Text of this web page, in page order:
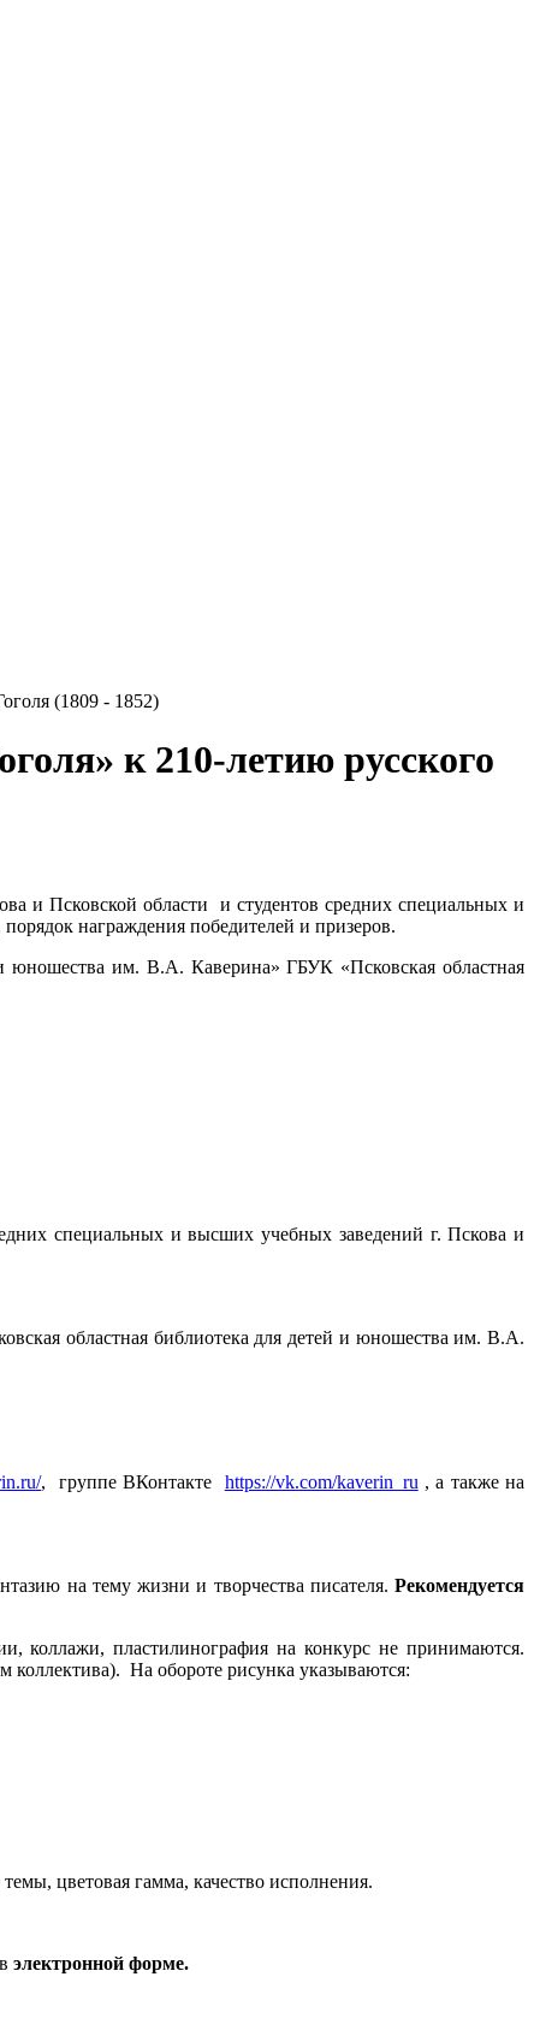
(1809 - 1852)
к 210-летию русского
и Псковской области и студентов средних специальных и
награждения победителей и призеров.
и юношества им. В.А. Каверина» ГБУК «Псковская областная
специальных и высших учебных заведений г. Пскова и
областная библиотека для детей и юношества им. В.А.
, группе ВКонтакте https://vk.com/kaverin_ru , а также на
на тему жизни и творчества писателя. Рекомендуется
коллажи, пластилинография на конкурс не принимаются.
На обороте рисунка указываются:
цветовая гамма, качество исполнения.
электронной форме.